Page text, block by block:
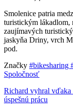
Smolenice patria
turistickým lákadlom,
zaujímavých
jaskyňa Driny, vrch
pod.
Značky #bikesharing
Spoločnosť
Richard vyhral vďaka
úspešnú prácu